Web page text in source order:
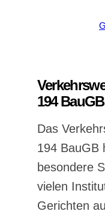
194 BauGB
Das
194 BauGB
besondere
vielen
Gerichten